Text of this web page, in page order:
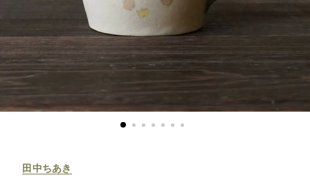
田中ちあき